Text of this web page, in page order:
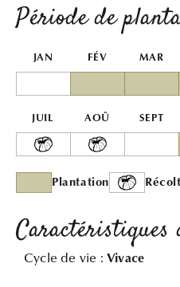
Période de
JAN FÉV MAR
JUIL AOÛ SEPT
Plantation
Caractéristiques
Cycle de vie : Vivace